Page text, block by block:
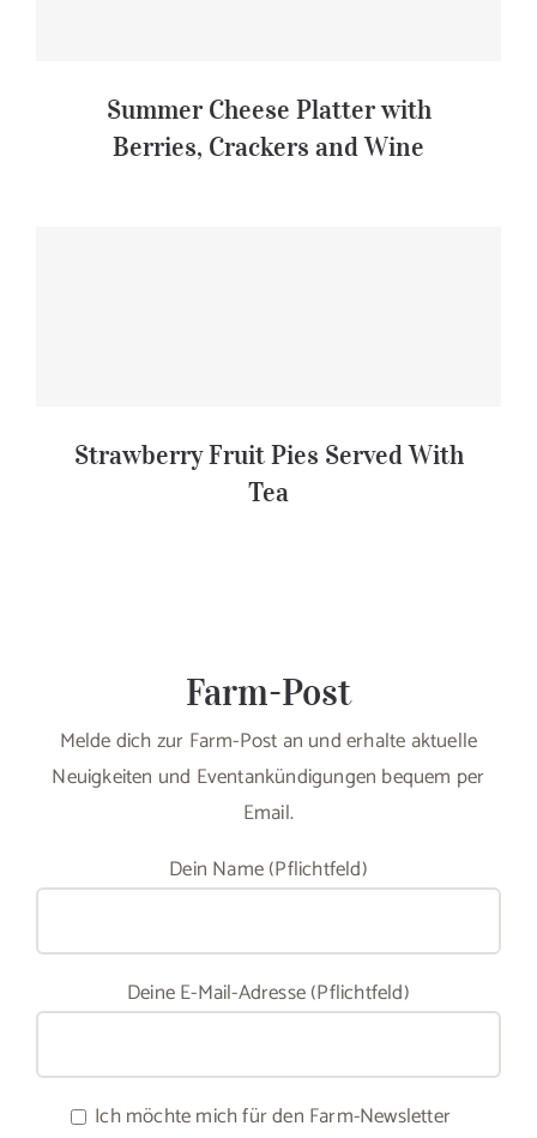
Summer Cheese Platter with
Berries, Crackers and Wine
Strawberry Fruit Pies Served With
Tea
Farm-Post
Melde dich zur Farm-Post an und erhalte aktuelle
Neuigkeiten und Eventankündigungen bequem per
Email.
Dein Name (Pflichtfeld)
Deine E-Mail-Adresse (Pflichtfeld)
Ich möchte mich für den Farm-Newsletter